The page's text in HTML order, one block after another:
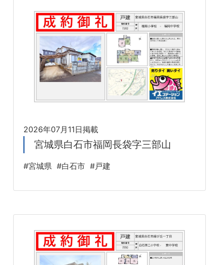
2026年07月11日掲載
宮城県白石市福岡長袋字三部山
#宮城県 #白石市 #戸建